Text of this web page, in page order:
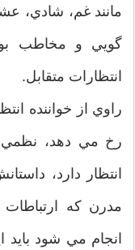
مانند غم، شادي،
گويي و مخاطب
انتظارات متقابل.
راوي از خواننده
رخ مي دهد، نظمي
انتظار دارد،
مدرن که
انجام مي شود